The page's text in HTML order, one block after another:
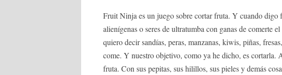
Fruit Ninja es un juego sobre cortar fruta. Y cuando digo
alienígenas o seres de ultratumba con ganas de comerte
quiero decir sandías, peras, manzanas, kiwis, piñas,
come. Y nuestro objetivo, como ya he dicho, es cortarla.
fruta. Con sus pepitas, sus hilillos, sus pieles y demás